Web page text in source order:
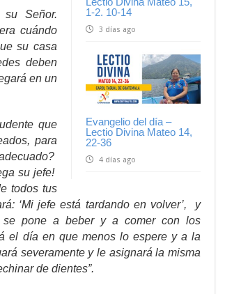
1-2. 10-14
3 días ago
Evangelio del día –
Lectio Divina Mateo 14,
22-36
4 días ago
Señor.
cuándo
su casa
deben
en un
que
para
su jefe!
todos tus
‘Mi jefe está tardando en volver’, y
se pone a beber y a comer con los
el día en que menos lo espere y a la
severamente y le asignará la misma
de dientes”.